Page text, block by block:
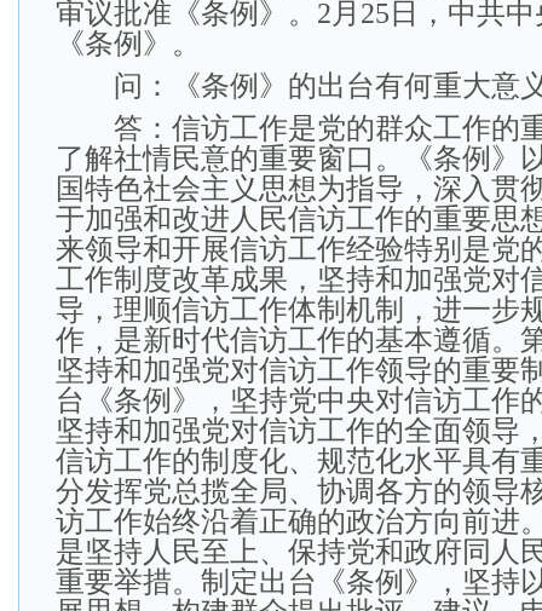
审议批准《条例》。2月25日，中共
《条例》。
问：《条例》的出台有何重大意
答：信访工作是党的群众工作的
了解社情民意的重要窗口。《条例》
国特色社会主义思想为指导，深入贯
于加强和改进人民信访工作的重要思
来领导和开展信访工作经验特别是党
工作制度改革成果，坚持和加强党对
导，理顺信访工作体制机制，进一步
作，是新时代信访工作的基本遵循。
坚持和加强党对信访工作领导的重要
台《条例》，坚持党中央对信访工作
坚持和加强党对信访工作的全面领导
信访工作的制度化、规范化水平具有
分发挥党总揽全局、协调各方的领导
访工作始终沿着正确的政治方向前进
是坚持人民至上、保持党和政府同人
重要举措。制定出台《条例》，坚持